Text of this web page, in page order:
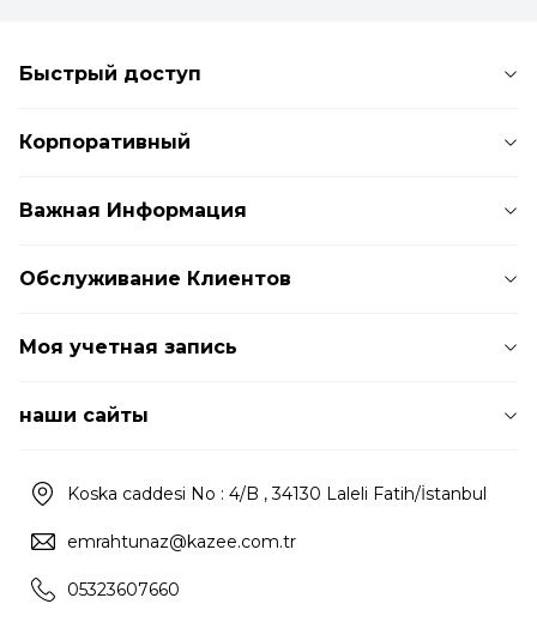
Быстрый доступ
Корпоративный
Важная Информация
Обслуживание Клиентов
Моя учетная запись
наши сайты
Koska caddesi No : 4/B , 34130 Laleli Fatih/İstanbul
emrahtunaz@kazee.com.tr
05323607660